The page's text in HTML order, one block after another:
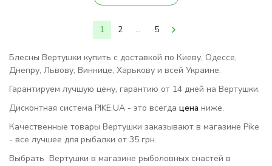
1 2 ... 5
Блесны Вертушки купить с доставкой по Киеву, Одессе,
Днепру, Львову, Виннице, Харькову и всей Украине.
Гарантируем лучшую цену, гарантию от 14 дней на Вертушки.
Дисконтная система PIKE.UA - это всегда цена ниже.
Качественные товары Вертушки заказывают в магазине Pike
- все лучшее для рыбалки от 35 грн.
Выбрать Вертушки в магазине рыболовных снастей в